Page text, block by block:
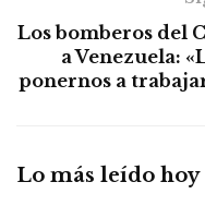
Los bomberos del
a Venezuela:
ponernos a
Lo más leído hoy